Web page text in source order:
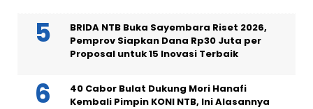
BRIDA NTB Buka Sayembara Riset 2026,
Pemprov Siapkan Dana Rp30 Juta per
Proposal untuk 15 Inovasi Terbaik
40 Cabor Bulat Dukung Mori Hanafi
Kembali Pimpin KONI NTB, Ini Alasannya